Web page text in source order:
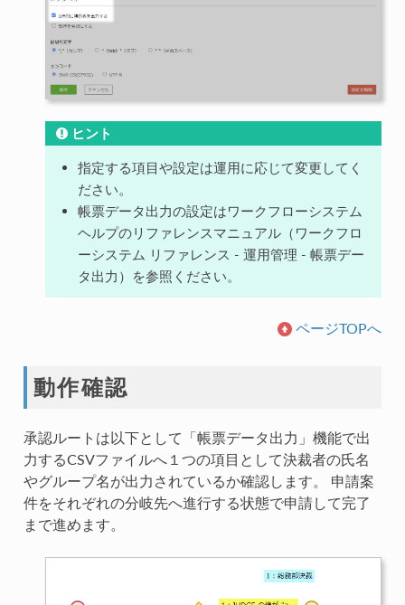
ヒント
指定する項目や設定は運用に応じて変更してく
ださい。
帳票データ出力の設定はワークフローシステム
ヘルプのリファレンスマニュアル（ワークフロ
ーシステム リファレンス - 運用管理 - 帳票デー
タ出力）を参照ください。
ページTOPへ
動作確認
承認ルートは以下として「帳票データ出力」機能で出
力するCSVファイルへ１つの項目として決裁者の氏名
やグループ名が出力されているか確認します。 申請案
件をそれぞれの分岐先へ進行する状態で申請して完了
まで進めます。